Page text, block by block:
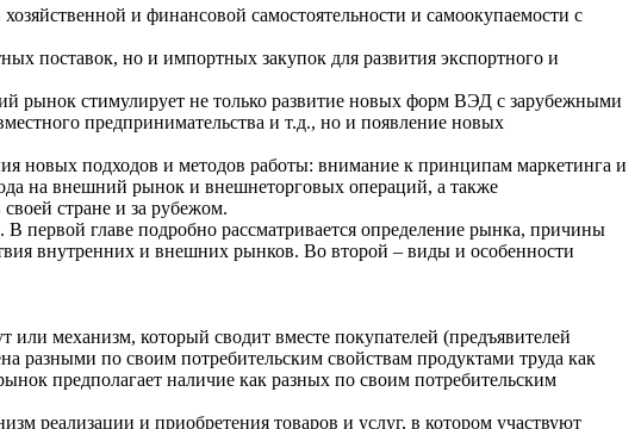
и финансовой самостоятельности и самоокупаемости с
поставок, но и импортных закупок для развития экспортного и
рынок стимулирует не только развитие новых форм ВЭД с зарубежными
предпринимательства и т.д., но и появление новых
новых подходов и методов работы: внимание к принципам маркетинга и
на внешний рынок и внешнеторговых операций, а также
стране и за рубежом.
главе подробно рассматривается определение рынка, причины
внутренних и внешних рынков. Во второй – виды и особенности
механизм, который сводит вместе покупателей (предъявителей
разными по своим потребительским свойствам продуктами труда как
предполагает наличие как разных по своим потребительским
реализации и приобретения товаров и услуг, в котором участвуют